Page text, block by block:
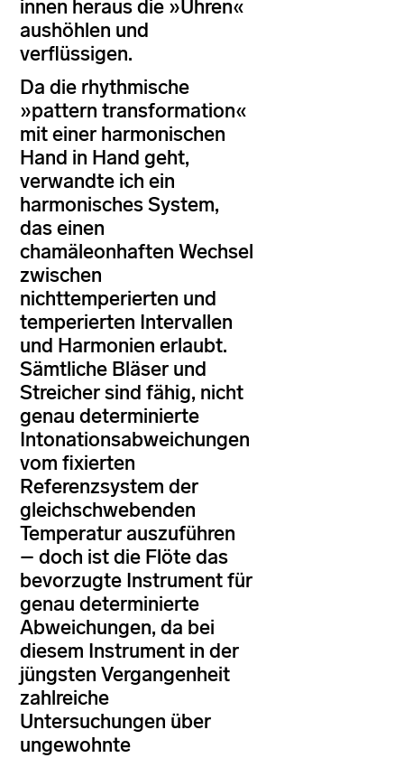
innen heraus die »Uhren«
aushöhlen und
verflüssigen.
Da die rhythmische
»pattern transformation«
mit einer harmonischen
Hand in Hand geht,
verwandte ich ein
harmonisches System,
das einen
chamäleonhaften Wechsel
zwischen
nichttemperierten und
temperierten Intervallen
und Harmonien erlaubt.
Sämtliche Bläser und
Streicher sind fähig, nicht
genau determinierte
Intonationsabweichungen
vom fixierten
Referenzsystem der
gleichschwebenden
Temperatur auszuführen
– doch ist die Flöte das
bevorzugte Instrument für
genau determinierte
Abweichungen, da bei
diesem Instrument in der
jüngsten Vergangenheit
zahlreiche
Untersuchungen über
ungewohnte